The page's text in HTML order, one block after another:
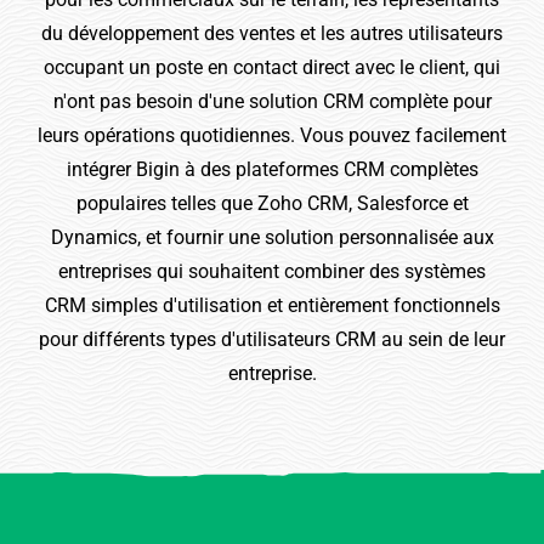
du développement des ventes et les autres utilisateurs
occupant un poste en contact direct avec le client, qui
n'ont pas besoin d'une solution CRM complète pour
leurs opérations quotidiennes. Vous pouvez facilement
intégrer Bigin à des plateformes CRM complètes
populaires telles que Zoho CRM, Salesforce et
Dynamics, et fournir une solution personnalisée aux
entreprises qui souhaitent combiner des systèmes
CRM simples d'utilisation et entièrement fonctionnels
pour différents types d'utilisateurs CRM au sein de leur
entreprise.